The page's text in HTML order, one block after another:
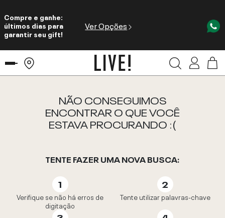
Compre e ganhe:
últimos dias para
garantir seu gift!
Ver Opções
NÃO CONSEGUIMOS
ENCONTRAR O QUE VOCÊ
ESTAVA PROCURANDO :(
TENTE FAZER UMA NOVA BUSCA:
Verifique se não há erros de
digitação
Tente utilizar palavras-chave